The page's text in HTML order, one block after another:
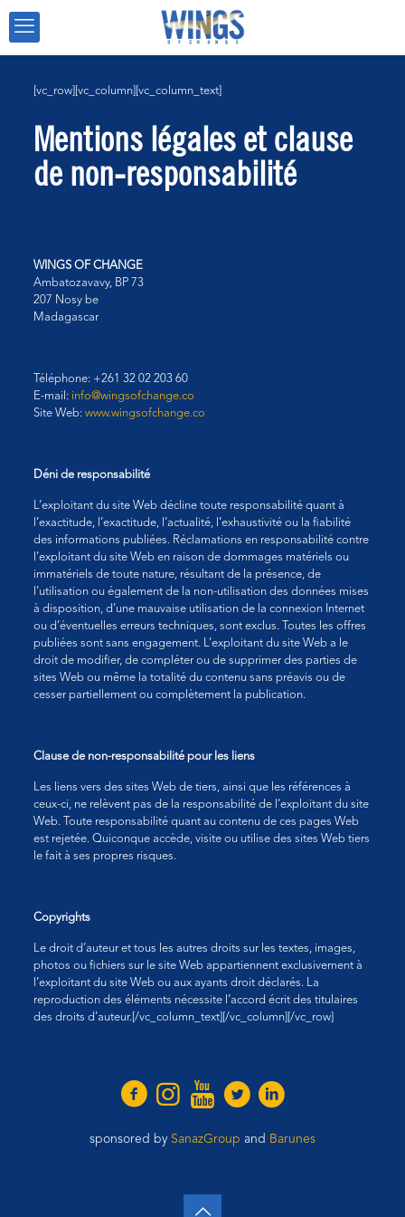
[vc_row][vc_column][vc_column_text]
Mentions légales et clause
de non-responsabilité
WINGS OF CHANGE
Ambatozavavy, BP 73
207 Nosy be
Madagascar
Téléphone:+261 32 02 203 60
E-mail: info@wingsofchange.co
Site Web: www.wingsofchange.co
Déni de responsabilité
L’exploitant du site Web décline toute responsabilité quant à
l’exactitude, l’exactitude, l’actualité, l’exhaustivité ou la fiabilité
des informations publiées. Réclamations en responsabilité contre
l’exploitant du site Web en raison de dommages matériels ou
immatériels de toute nature, résultant de la présence, de
l’utilisation ou également de la non-utilisation des données mises
à disposition, d’une mauvaise utilisation de la connexion Internet
ou d’éventuelles erreurs techniques, sont exclus. Toutes les offres
publiées sont sans engagement. L’exploitant du site Web a le
droit de modifier, de compléter ou de supprimer des parties de
sites Web ou même la totalité du contenu sans préavis ou de
cesser partiellement ou complètement la publication.
Clause de non-responsabilité pour les liens
Les liens vers des sites Web de tiers, ainsi que les références à
ceux-ci, ne relèvent pas de la responsabilité de l’exploitant du site
Web. Toute responsabilité quant au contenu de ces pages Web
est rejetée. Quiconque accède, visite ou utilise des sites Web tiers
le fait à ses propres risques.
Copyrights
Le droit d’auteur et tous les autres droits sur les textes, images,
photos ou fichiers sur le site Web appartiennent exclusivement à
l’exploitant du site Web ou aux ayants droit déclarés. La
reproduction des éléments nécessite l’accord écrit des titulaires
des droits d’auteur.[/vc_column_text][/vc_column][/vc_row]
sponsored by SanazGroup and Barunes